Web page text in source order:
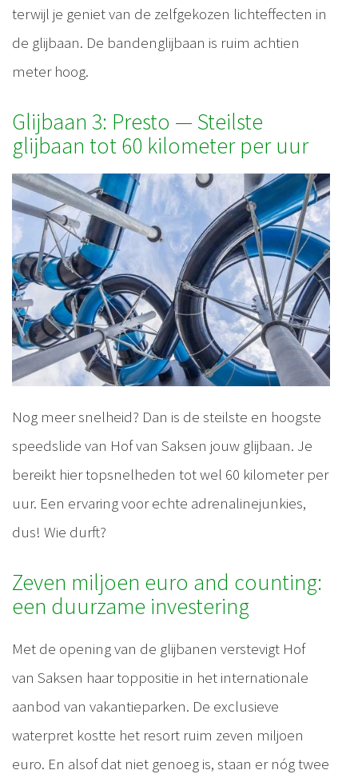
terwijl je geniet van de zelfgekozen lichteffecten in
de glijbaan. De bandenglijbaan is ruim achtien
meter hoog.
Glijbaan 3: Presto — Steilste
glijbaan tot 60 kilometer per uur
Nog meer snelheid? Dan is de steilste en hoogste
speedslide van Hof van Saksen jouw glijbaan. Je
bereikt hier topsnelheden tot wel 60 kilometer per
uur. Een ervaring voor echte adrenalinejunkies,
dus! Wie durft?
Zeven miljoen euro and counting:
een duurzame investering
Met de opening van de glijbanen verstevigt Hof
van Saksen haar toppositie in het internationale
aanbod van vakantieparken. De exclusieve
waterpret kostte het resort ruim zeven miljoen
euro. En alsof dat niet genoeg is, staan er nóg twee